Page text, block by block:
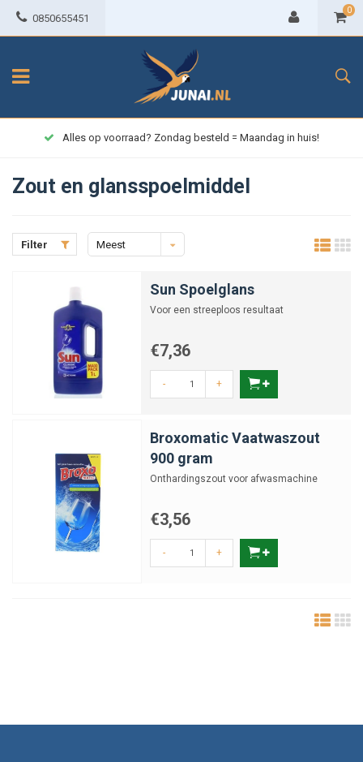
0850655451
0
Alles op voorraad? Zondag besteld = Maandag in huis!
Zout en glansspoelmiddel
Filter
Meest
Sun Spoelglans
Voor een streeploos resultaat
€7,36
- +
Broxomatic Vaatwaszout
900 gram
Onthardingszout voor afwasmachine
€3,56
- +